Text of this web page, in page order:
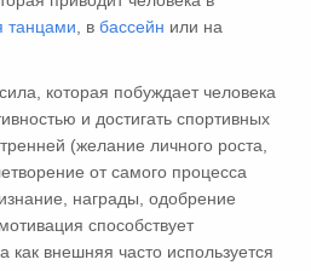
танцами , в бассейн или на
которая побуждает человека
и достигать спортивных
(желание личного роста,
от самого процесса
награды, одобрение
способствует
как внешняя часто используется